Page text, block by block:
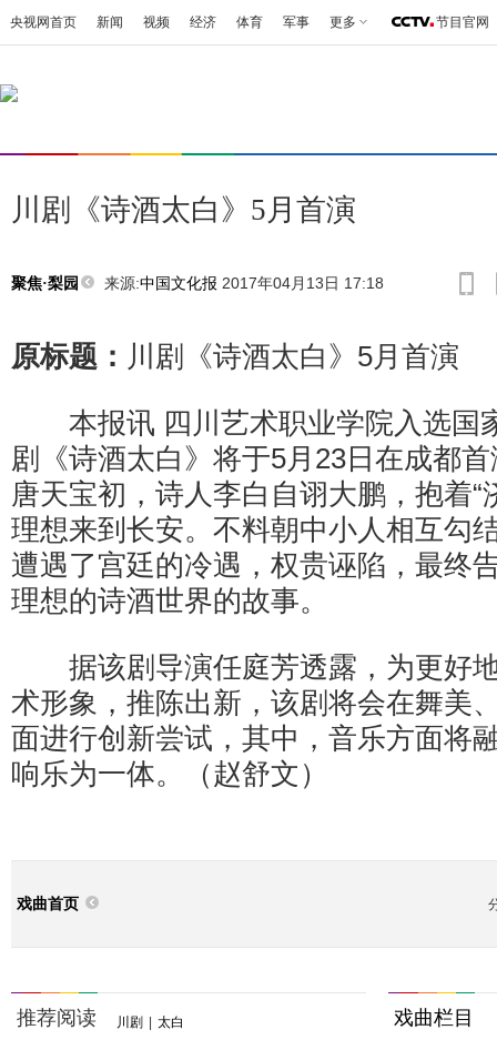
央视网首页 新闻 视频 经济 体育 军事 更多 节目官网
川剧《诗酒太白》5月首演
聚焦·梨园 来源:中国文化报 2017年04月13日 17:18
原标题： 川剧《诗酒太白》5月首演
本报讯 四川艺术职业学院入选国
剧《诗酒太白》将于5月23日在成都
唐天宝初，诗人李白自诩大鹏，抱着“
理想来到长安。不料朝中小人相互勾
遭遇了宫廷的冷遇，权贵诬陷，最终
理想的诗酒世界的故事。
据该剧导演任庭芳透露，为更好
术形象，推陈出新，该剧将会在舞美
面进行创新尝试，其中，音乐方面将
响乐为一体。（赵舒文）
戏曲首页
推荐阅读 川剧 太白 戏曲栏目